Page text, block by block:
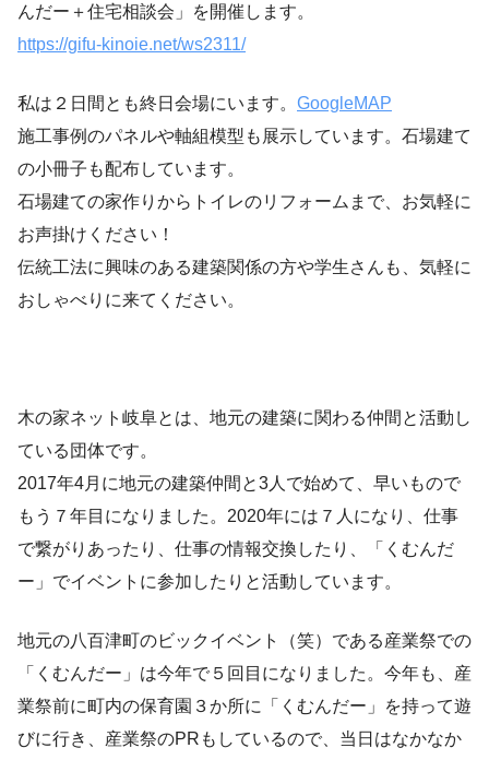
んだー＋住宅相談会」を開催します。
https://gifu-kinoie.net/ws2311/
私は２日間とも終日会場にいます。 GoogleMAP
施工事例のパネルや軸組模型も展示しています。石場建て
の小冊子も配布しています。
石場建ての家作りからトイレのリフォームまで、お気軽に
お声掛けください！
伝統工法に興味のある建築関係の方や学生さんも、気軽に
おしゃべりに来てください。
木の家ネット岐阜とは、地元の建築に関わる仲間と活動し
ている団体です。
2017年4月に地元の建築仲間と3人で始めて、早いもので
もう７年目になりました。2020年には７人になり、仕事
で繋がりあったり、仕事の情報交換したり、「くむんだ
ー」でイベントに参加したりと活動しています。
地元の八百津町のビックイベント（笑）である産業祭での
「くむんだー」は今年で５回目になりました。今年も、産
業祭前に町内の保育園３か所に「くむんだー」を持って遊
びに行き、産業祭のPRもしているので、当日はなかなか